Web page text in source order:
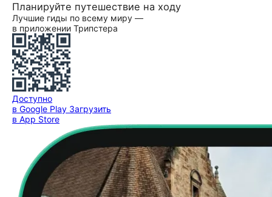
Планируйте путешествие на ходу
Лучшие гиды по всему миру —
в приложении Трипстера
Доступно
в Google Play Загрузить
в App Store